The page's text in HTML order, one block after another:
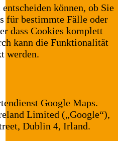
können, ob Sie
für bestimmte Fälle oder
dass Cookies komplett
kann die Funktionalität
werden.
Google Maps.
Limited („Google“),
Dublin 4, Irland.